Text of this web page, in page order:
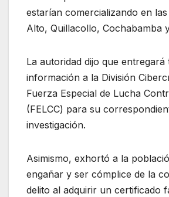
estarían comercializando en
Alto, Quillacollo, Cochabamba
La autoridad dijo que entregará
información a la División
Fuerza Especial de Lucha
(FELCC) para su
investigación.
Asimismo, exhortó a la
engañar y ser cómplice de la
delito al adquirir un certificado